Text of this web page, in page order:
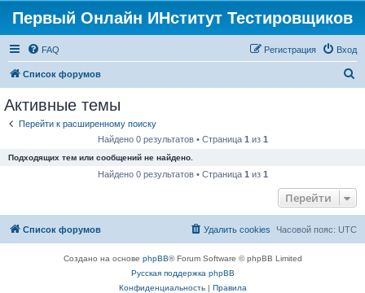
Первый Онлайн ИНститут Тестировщиков
FAQ Вход
Регистрация
Список форумов
Активные темы
Перейти к расширенному поиску
Найдено 0 результатов • Страница 1 из 1
Подходящих тем или сообщений не найдено.
Найдено 0 результатов • Страница 1 из 1
Перейти
Список форумов Часовой пояс: UTC
Удалить cookies
Создано на основе phpBB® Forum Software © phpBB Limited
Русская поддержка phpBB
Конфиденциальность| Правила